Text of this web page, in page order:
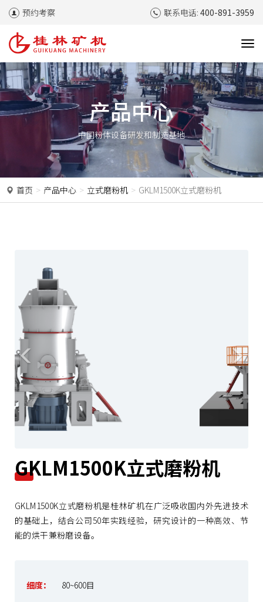
预约考察 联系电话: 400-891-3959
T
g
g
l
e
g
t
产品中心
中国粉体设备研发和制造基地
首页 产品中心 立式磨粉机 GKLM1500K立式磨粉机
r
e
o
u
s
GKLM1500K立式磨粉机
GKLM1500K立式磨粉机是桂林矿机在广泛吸收国内外先进技术
的基础上，结合公司50年实践经验，研究设计的一种高效、节
能的烘干兼粉磨设备。
细度：
80~600目